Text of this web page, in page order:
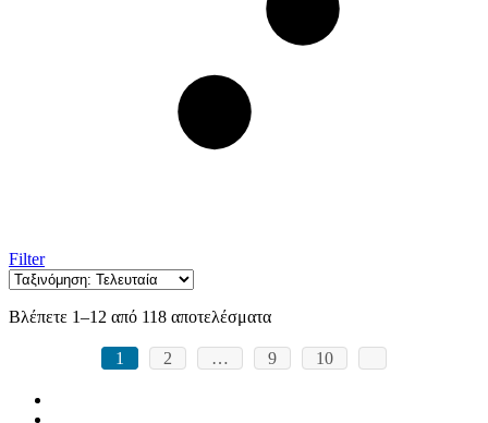
Filter
Βλέπετε 1–12 από 118 αποτελέσματαSorted
latest
1 2 … 9 10